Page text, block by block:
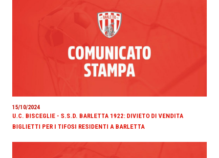
15/10/2024
U.C. BISCEGLIE - S.S.D. BARLETTA 1922: DIVIETO DI VENDITA
BIGLIETTI PER I TIFOSI RESIDENTI A BARLETTA